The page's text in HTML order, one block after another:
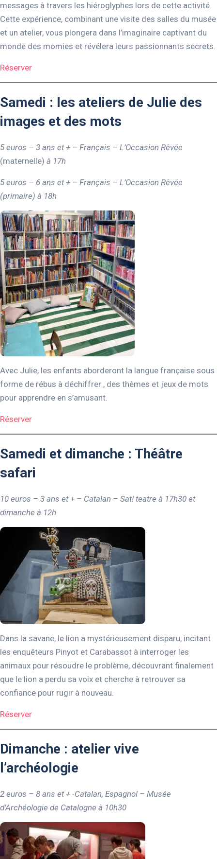
messages à travers les hiéroglyphes lors de cette activité.
Cette expérience, combinant une visite des salles du musée
et un atelier, vous plongera dans l’imaginaire captivant du
monde des momies et révélera leurs passionnants secrets.
Réserver
Samedi : les ateliers de Julie des
images et des mots
5 euros – 3 ans et + – Français – L’Occasion Rêvée
(maternelle) à 17h
5 euros – 6 ans et + – Français – L’Occasion Rêvée
(primaire) à 18h
Avec Julie, les enfants aborderont la langue française sous
forme de rébus à déchiffrer , des thèmes et jeux de mots
pour apprendre en s’amusant.
Réserver
Samedi et dimanche : Théâtre
safari
10 euros – 3 ans et + – Catalan – Sat! teatre à 17h30 et
dimanche à 12h
Dans la savane, le lion a mystérieusement disparu, incitant
les enquêteurs Pinyot et Carabassot à interroger les
animaux pour résoudre le problème, découvrant finalement
que le lion a perdu sa voix et cherche à retrouver sa
confiance pour rugir à nouveau.
Réserver
Dimanche : atelier vive
l’archéologie
2 euros – 8 ans et + -Catalan, Espagnol – Musée
d’Archéologie de Catalogne à 10h30